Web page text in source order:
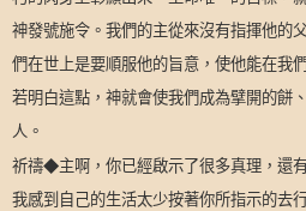
神發號施令。我們的主從來沒有指揮他的
們在世上是要順服他的旨意，使他能在我
若明白這點，神就會使我們成為擘開的餅
人。
祈禱◆主啊，你已經啟示了很多真理，還
我感到自己的生活太少按著你所指示的去